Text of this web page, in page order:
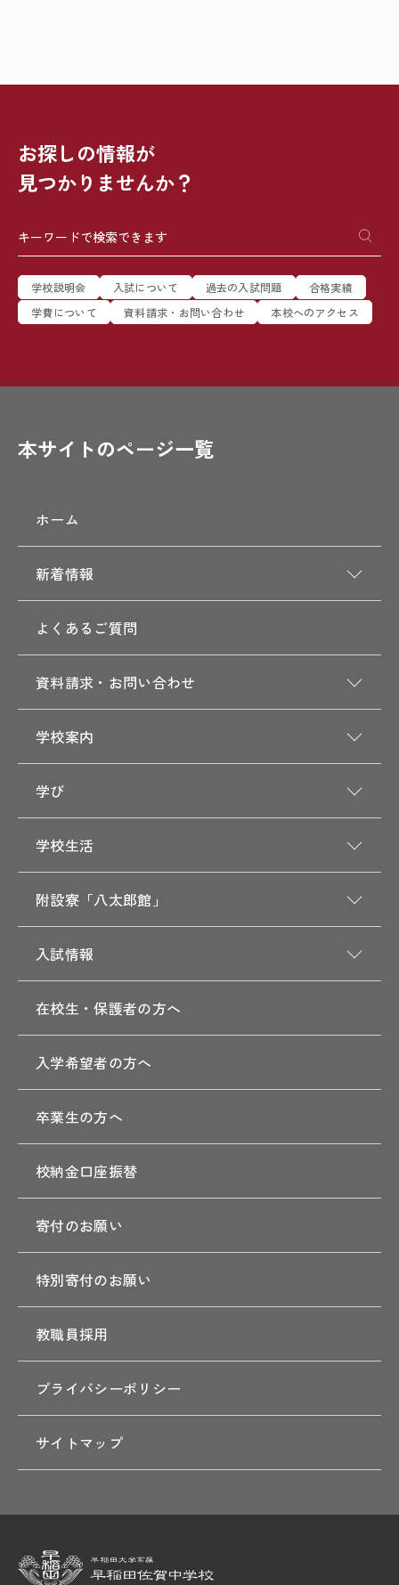
お探しの情報が
見つかりませんか？
学校説明会 入試について 過去の入試問題
合格実績
学費について
資料請求・お問い合わせ 本校へのアクセス
本サイトのページ一覧
ホーム
新着情報
よくあるご質問
資料請求・お問い合わせ
学校案内
学び
学校生活
附設寮「八太郎館」
入試情報
在校生・保護者の方へ
入学希望者の方へ
卒業生の方へ
校納金口座振替
寄付のお願い
特別寄付のお願い
教職員採用
プライバシーポリシー
サイトマップ